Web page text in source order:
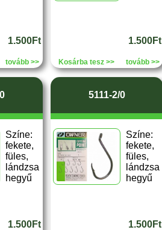
1.500Ft
tovább >>
1.500Ft
Kosárba tesz >> tovább >>
Színe:
fekete,
füles,
lándzsa
hegyű
1.500Ft
5111-2/0
Színe:
fekete,
füles,
lándzsa
hegyű
1.500Ft